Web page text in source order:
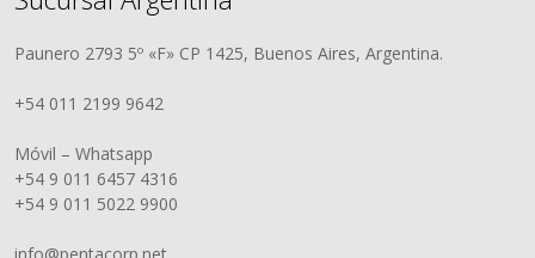
Paunero 2793 5º «F» CP 1425, Buenos Aires, Argentina.
+54 011 2199 9642
Móvil – Whatsapp
+54 9 011 6457 4316
+54 9 011 5022 9900